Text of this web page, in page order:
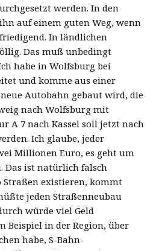
werden. In den
auf einem guten Weg, wenn
In ländlichen
Das muß unbedingt
habe in Wolfsburg bei
und komme aus einer
Autobahn gebaut wird, die
nach Wolfsburg mit
A 7 nach Kassel soll jetzt nach
Ich glaube, jeder
Millionen Euro, es geht um
Das ist natürlich falsch
existieren, kommt
jeden Straßenneubau
würde viel Geld
Beispiel in der Region, über
habe, S-Bahn-